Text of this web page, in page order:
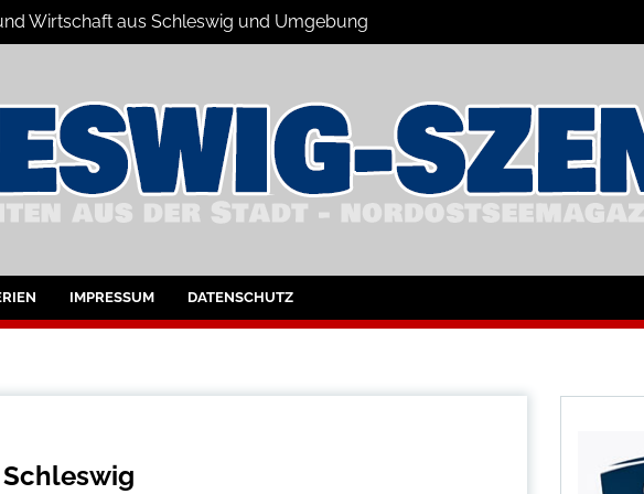
Wirtschaft aus Schleswig und Umgebung
und Umgebung
IMPRESSUM DATENSCHUTZ